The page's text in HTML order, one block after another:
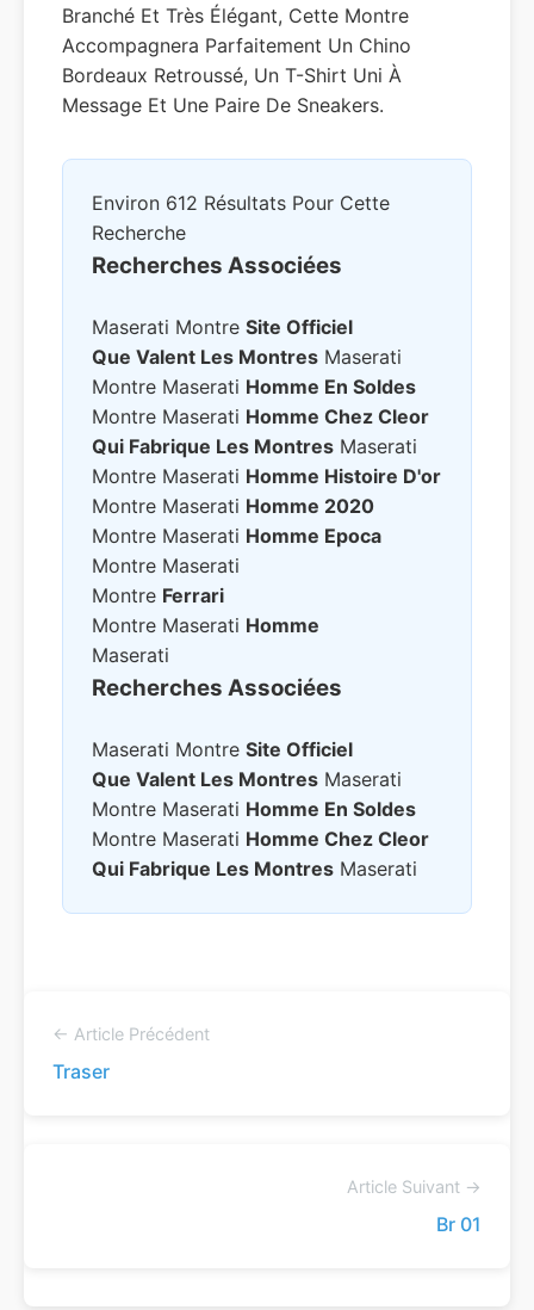
Branché Et Très Élégant, Cette Montre
Accompagnera Parfaitement Un Chino
Bordeaux Retroussé, Un T-Shirt Uni À
Message Et Une Paire De Sneakers.
Environ 612 Résultats Pour Cette
Recherche
Recherches Associées
Maserati Montre Site Officiel
Que Valent Les Montres Maserati
Montre Maserati Homme En Soldes
Montre Maserati Homme Chez Cleor
Qui Fabrique Les Montres Maserati
Montre Maserati Homme Histoire D'or
Montre Maserati Homme 2020
Montre Maserati Homme Epoca
Montre Maserati
Montre Ferrari
Montre Maserati Homme
Maserati
Recherches Associées
Maserati Montre Site Officiel
Que Valent Les Montres Maserati
Montre Maserati Homme En Soldes
Montre Maserati Homme Chez Cleor
Qui Fabrique Les Montres Maserati
← Article Précédent
Traser
Article Suivant →
Br 01